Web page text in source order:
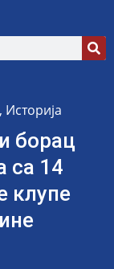
, Историја
борац
са 14
клупе